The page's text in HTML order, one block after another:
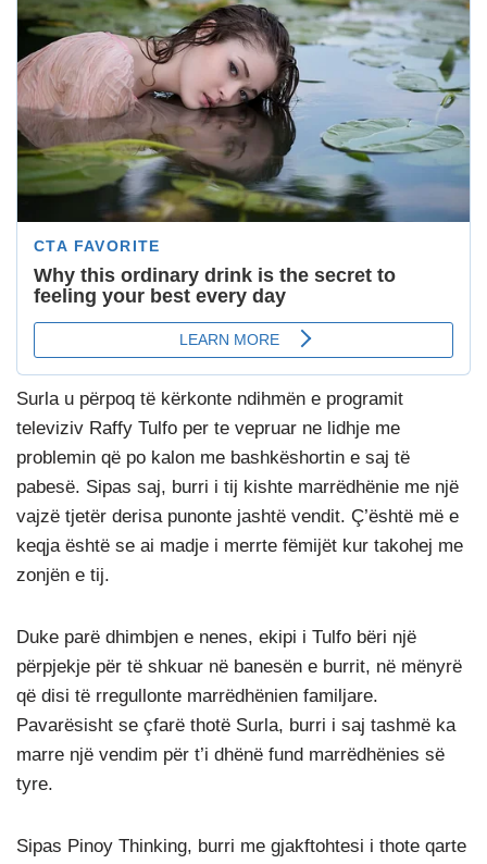
Surla u përpoq të kërkonte ndihmën e programit
televiziv Raffy Tulfo per te vepruar ne lidhje me
problemin që po kalon me bashkëshortin e saj të
pabesë. Sipas saj, burri i tij kishte marrëdhënie me një
vajzë tjetër derisa punonte jashtë vendit. Ç’është më e
keqja është se ai madje i merrte fëmijët kur takohej me
zonjën e tij.
Duke parë dhimbjen e nenes, ekipi i Tulfo bëri një
përpjekje për të shkuar në banesën e burrit, në mënyrë
që disi të rregullonte marrëdhënien familjare.
Pavarësisht se çfarë thotë Surla, burri i saj tashmë ka
marre një vendim për t’i dhënë fund marrëdhënies së
tyre.
Sipas Pinoy Thinking, burri me gjakftohtesi i thote qarte